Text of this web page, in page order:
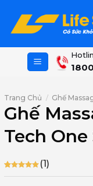
content
Trang Chủ / Ghế
Ghế
Tech One
5.00trên 5
1
(1)